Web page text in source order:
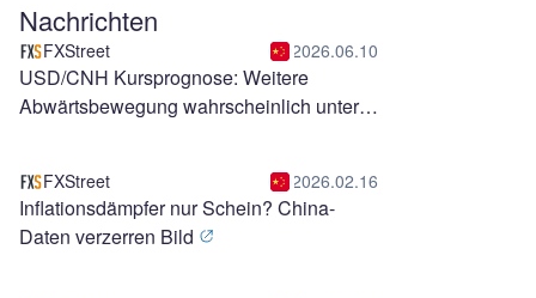
Nachrichten
FXStreet 2026.06.10
USD/CNH Kursprognose: Weitere
Abwärtsbewegung wahrscheinlich unter
FXStreet 2026.02.16
Inflationsdämpfer nur Schein? China-
Daten verzerren Bild